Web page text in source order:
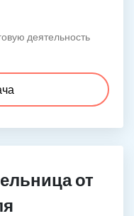
деятельность
от